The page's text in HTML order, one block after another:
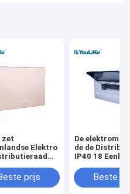
zet
Elektro
op prijs
De
de de
IP40 18
de consument
Beste